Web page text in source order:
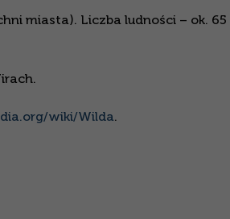
miasta). Liczba ludności – ok. 65
wiki/Wilda.